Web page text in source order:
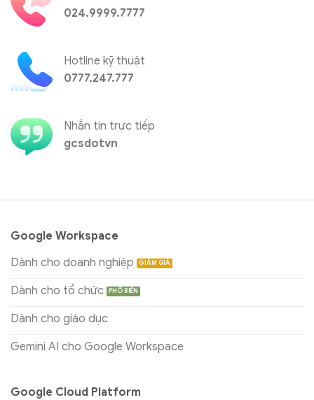
024.9999.7777
Hotline kỹ thuật
0777.247.777
Nhắn tin trực tiếp
gcsdotvn
Google Workspace
Dành cho doanh nghiệp
Dành cho tổ chức
Dành cho giáo dục
Gemini AI cho Google Workspace
Google Cloud Platform